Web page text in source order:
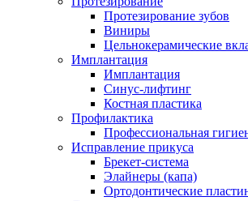
Протезирование зубов
Виниры
Цельнокерамические
Имплантация
Имплантация
Синус-лифтинг
Костная пластика
Профилактика
Профессиональная
Исправление прикуса
Брекет-система
Элайнеры (капа)
Ортодонтические